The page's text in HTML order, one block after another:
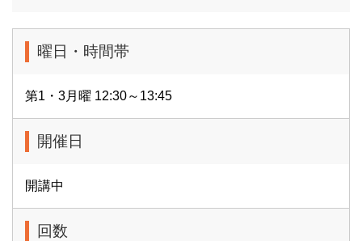
曜日・時間帯
第1・3月曜 12:30～13:45
開催日
開講中
回数